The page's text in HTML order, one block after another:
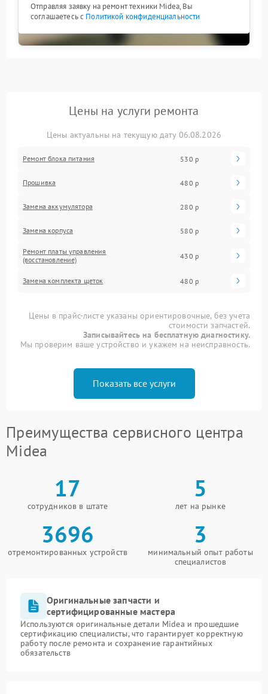
Отправляя заявку на ремонт техники Midea, Вы
соглашаетесь с Политикой конфиденциальности
Цены на услуги ремонта
Цены актуальны на текущую дату 06.08.2026
Ремонт блока питания 530 р
Прошивка 480 р
Замена аккумулятора 280 р
Замена корпуса 580 р
Ремонт платы управления
(восстановление)
430 р
Замена комплекта щеток 480 р
Цены в прайс-листе указаны ориентировочные, без учета
стоимости запчастей.
Записывайтесь на бесплатную диагностику.
Мы проверим ваше устройство и укажем на неисправность.
Показать все услуги
Преимущества сервисного центра
Midea
17
сотрудников в штате
5
лет на рынке
3696
отремонтированных устройств
3
минимальный опыт работы
специалистов
Оригинальные запчасти и
сертифицированные мастера
Используются оригинальные детали Midea и прошедшие
сертификацию специалисты, что гарантирует корректную
работу после ремонта и сохранение гарантийных
обязательств